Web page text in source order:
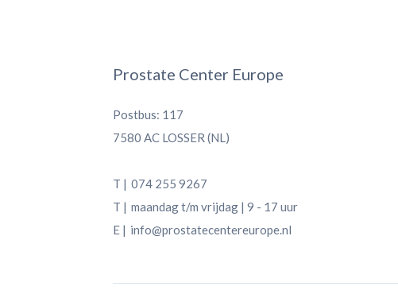
Prostate Center Europe
Postbus: 117
7580 AC LOSSER (NL)
T | 074 255 9267
T | maandag t/m vrijdag | 9 - 17 uur
E | info@prostatecentereurope.nl